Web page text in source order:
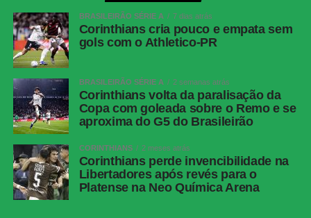
BRASILEIRÃO SÉRIE A 7 dias atrás
Corinthians cria pouco e empata sem
gols com o Athletico-PR
BRASILEIRÃO SÉRIE A 2 semanas atrás
Corinthians volta da paralisação da
Copa com goleada sobre o Remo e se
aproxima do G5 do Brasileirão
CORINTHIANS 2 meses atrás
Corinthians perde invencibilidade na
Libertadores após revés para o
Platense na Neo Química Arena